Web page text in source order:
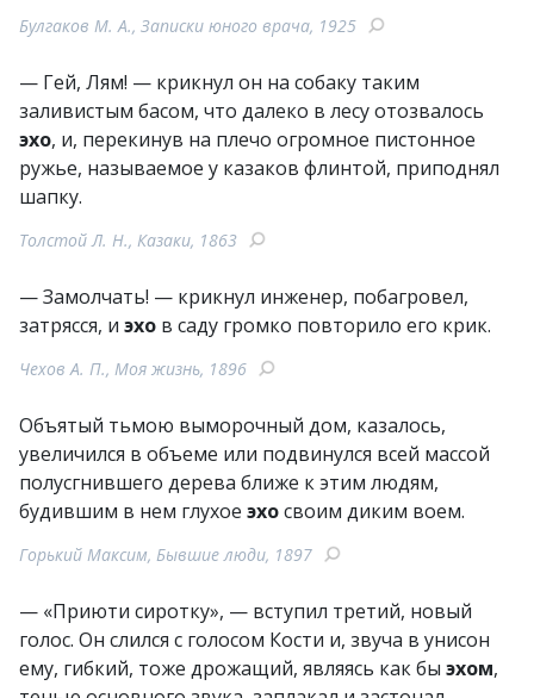
Булгаков М. А., Записки юного врача, 1925
— Гей, Лям! — крикнул он на собаку таким
заливистым басом, что далеко в лесу отозвалось
эхо, и, перекинув на плечо огромное пистонное
ружье, называемое у казаков флинтой, приподнял
шапку.
Толстой Л. Н., Казаки, 1863
— Замолчать! — крикнул инженер, побагровел,
затрясся, и эхо в саду громко повторило его крик.
Чехов А. П., Моя жизнь, 1896
Объятый тьмою выморочный дом, казалось,
увеличился в объеме или подвинулся всей массой
полусгнившего дерева ближе к этим людям,
будившим в нем глухое эхосвоим диким воем.
Горький Максим, Бывшие люди, 1897
— «Приюти сиротку», — вступил третий, новый
голос. Он слился с голосом Кости и, звуча в унисон
ему, гибкий, тоже дрожащий, являясь как бы эхом,